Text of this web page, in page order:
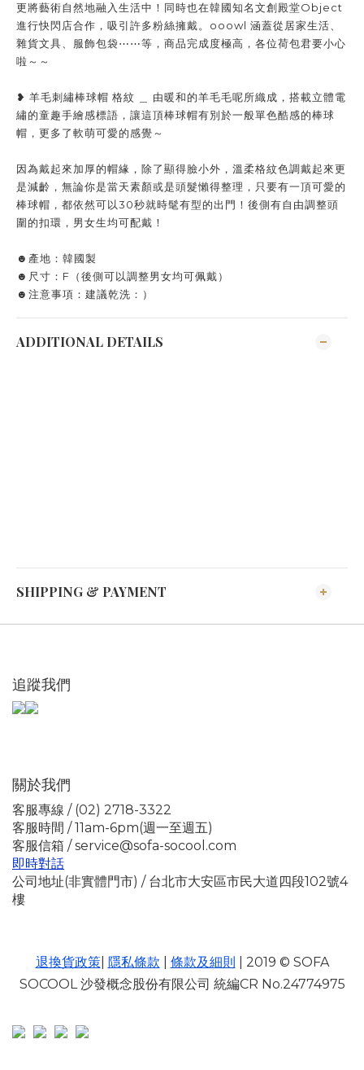
更將藝術自然地融入生活中！同時也在韓國知名文創殿堂Object
進行快閃店合作，吸引許多粉絲擁戴。ooowl 涵蓋從居家生活、
雜貨文具、服飾包袋⋯⋯等，商品完成度極高，各位荷包君要小心
啦～～
❥ 羊毛刺繡棒球帽 格紋 ＿ 由暖和的羊毛毛呢所織成，搭載立體電
繡的童趣手繪感標語，讓這頂棒球帽有別於一般單色酷感的棒球
帽，更多了軟萌可愛的感覺～
因為戴起來加厚的帽緣，除了顯得臉小外，溫柔格紋色調戴起來更
是減齡，無論你是當天素顏或是頭髮懶得整理，只要有一頂可愛的
棒球帽，都依然可以30秒就時髦有型的出門！後側有自由調整頭
圍的扣環，男女生均可配戴！
☻產地：韓國製
☻尺寸：F（後側可以調整男女均可佩戴）
☻注意事項：建議乾洗：）
ADDITIONAL DETAILS
SHIPPING & PAYMENT
追蹤我們
關於我們
客服專線 / (02) 2718-3322
客服時間 / 11am-6pm(週一至週五)
客服信箱 / service@sofa-socool.com
即時對話
公司地址(非實體門市) / 台北市大安區市民大道四段102號4
樓
退換貨政策| 隱私條款 條款及細則 | 2019 © SOFA
SOCOOL 沙發概念股份有限公司 統編CR No.24774975